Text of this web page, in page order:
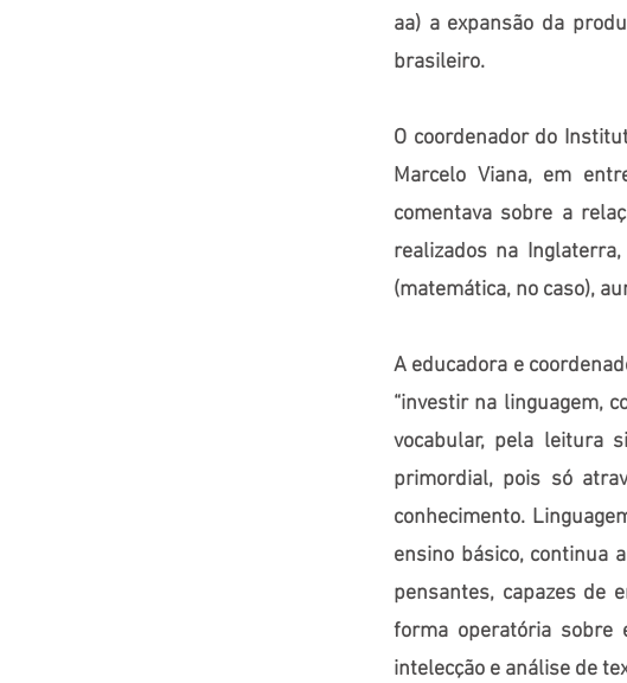
aa) a expansão da
brasileiro.
O coordenador do
Marcelo Viana, em
comentava sobre a
realizados na
(matemática, no caso),
A educadora e
“investir na linguagem,
vocabular, pela leitura
primordial, pois só
conhecimento.
ensino básico, continua
pensantes, capazes de
forma operatória sobre
intelecção e análise de